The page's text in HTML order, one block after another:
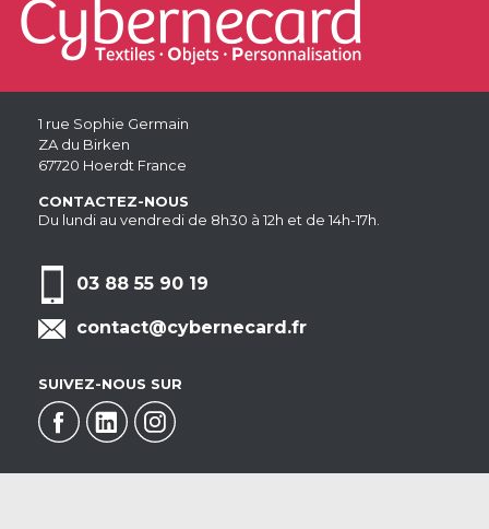
1 rue Sophie Germain
ZA du Birken
67720 Hoerdt France
CONTACTEZ-NOUS
Du lundi au vendredi de 8h30 à 12h et de 14h-17h.
03 88 55 90 19
contact@cybernecard.fr
SUIVEZ-NOUS SUR